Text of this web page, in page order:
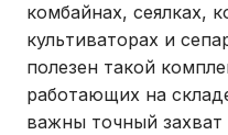
комбайнах, сеялках,
культиваторах и
полезен такой
работающих на
важны точный захват